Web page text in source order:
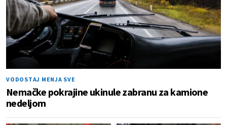
VODOSTAJ MENJA SVE
Nemačke pokrajine ukinule zabranu za kamione
nedeljom